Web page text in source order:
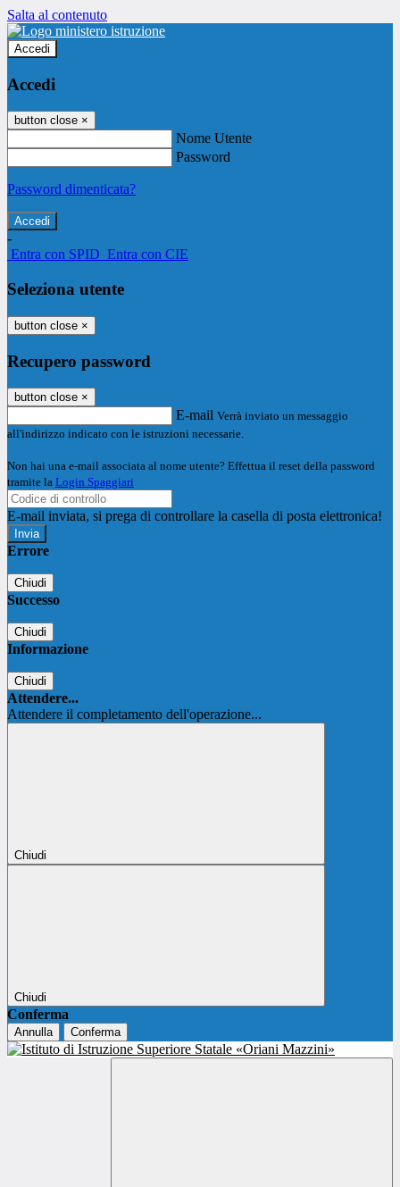
Salta al contenuto
Accedi
Accedi
button close ×
Nome Utente
Password
Password dimenticata?
-
Entra con SPID Entra con CIE
Seleziona utente
button close ×
Recupero password
button close ×
E-mail Verrà inviato un messaggio
all'indirizzo indicato con le istruzioni necessarie.
Non hai una e-mail associata al nome utente? Effettua il reset della password
tramite la Login Spaggiari
E-mail inviata, si prega di controllare la casella di posta elettronica!
Errore
Chiudi
Successo
Chiudi
Informazione
Chiudi
Attendere...
Attendere il completamento dell'operazione...
Chiudi
Chiudi
Conferma
Annulla Conferma